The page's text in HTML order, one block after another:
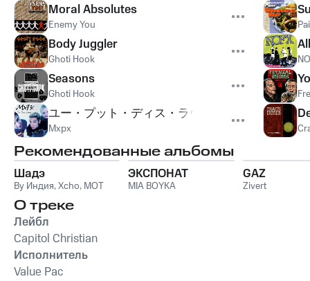
Moral Absolutes
Enemy You
Body Juggler
Ghoti Hook
Seasons
Ghoti Hook
ユー・プット・ディス・ラヴ・イン・マイ・ハ
Mxpx
Рекомендованные альбомы
Шадэ
By Индия,Xcho, MOT
ЭКСПОНАТ
MIA BOYKA
GAZ
Zivert
О треке
Лейбл
Capitol Christian
Исполнитель
Value Pac